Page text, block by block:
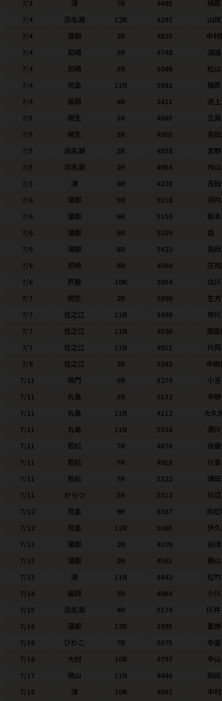
7/3 津 7R 4485
楠
7/4
浜名湖 12R 4297
山
7/4
蒲郡 2R 4823
中
7/4
尼崎 3R 4748
渡
7/4
尼崎 3R 5046
松
7/4
児島 11R 5092
篠
7/4
福岡 4R 3411
池
7/5
桐生 3R 4865
立
7/5
桐生 3R 4903
吉
7/5
浜名湖 2R 4558
宮
7/5
浜名湖 2R 4954
内
7/5
津 8R 4228
吉
7/6
蒲郡 5R 5318
河
7/6
蒲郡 6R 5150
坂
7/6
蒲郡 6R 5309
森
7/6
蒲郡 6R 5422
真
7/6
尼崎 8R 4560
庄
7/6
芦屋 10R 3054
北
7/7
桐生 2R 5090
生
7/7
住之江 11R 3499
市
7/7
住之江 11R 4590
渡
7/7
住之江 11R 4911
片
7/8
住之江 2R 5362
中
7/11
鳴門 5R 5270
小
7/11
丸亀 3R 5132
中
7/11
丸亀 11R 4112
大久
7/11
丸亀 11R 5336
瀬
7/11
若松 7R 4676
後
7/11
若松 7R 4918
川
7/11
若松 7R 5222
津
7/11
からつ 5R 5312
川
7/12
児島 9R 5367
赤
7/12
児島 12R 5065
伊
7/13
蒲郡 2R 4109
谷
7/13
蒲郡 2R 4561
藤
7/13
津 11R 4442
松
7/14
福岡 3R 4864
小
7/15
浜名湖 4R 5174
川
7/16
蒲郡 12R 3995
重
7/16
びわこ 7R 5075
中
7/16
大村 10R 4797
中
7/17
徳山 11R 4446
和
7/18
津 10R 4967
中